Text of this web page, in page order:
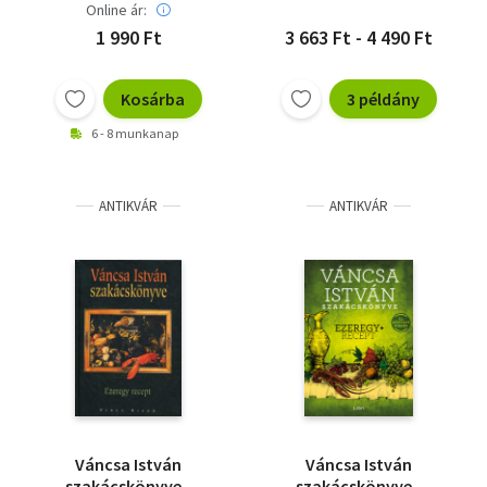
Online ár:
1 990 Ft
Kosárba
6 - 8 munkanap
3 663 Ft - 4 490 Ft
3 példány
ANTIKVÁR
Váncsa István
ANTIKVÁR
Váncsa István